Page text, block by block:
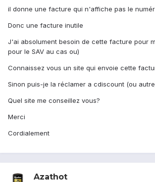
il donne une facture qui n'affiche pas le
Donc une facture inutile
J'ai absolument besoin de cette facture pour
pour le SAV au cas ou)
Connaissez vous un site qui envoie cette
Sinon puis-je la réclamer a cdiscount (ou
Quel site me conseillez vous?
Merci
Cordialement
Azathot